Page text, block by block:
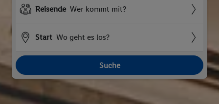
Reisende Wer kommt mit?
Start Wo geht es los?
Suche